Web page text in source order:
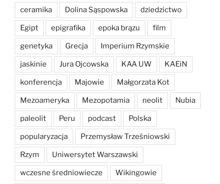
ceramika Dolina Sąspowska dziedzictwo
Egipt epigrafika epoka brązu film
genetyka Grecja Imperium Rzymskie
jaskinie Jura Ojcowska KAA UW KAEiN
konferencja Majowie Małgorzata Kot
Mezoameryka Mezopotamia neolit Nubia
paleolit Peru podcast Polska
popularyzacja Przemysław Trześniowski
Rzym Uniwersytet Warszawski
wczesne średniowiecze Wikingowie